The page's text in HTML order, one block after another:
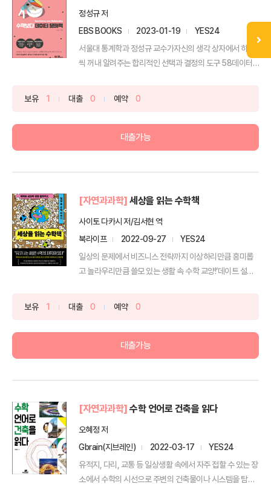
정성규 저
EBS BOOKS
2023-01-19
YES24
서울대 통계학과 정성규 교수가자신의 생각 상자에서 하나
씩 꺼내 알려주는 합리적인 선택과 결정의 도구 58데이터
보유 1 대출 0 예약 0
대출가능
[자연과과학] 세상을 읽는 수학책
사이토 다카시 저/김서현 역
북라이프
2022-09-27
YES24
일상의 문제에서 비즈니스 전략까지 이상하리만큼 흥미롭
고 놀라우리만큼 쓸모 있는 생활 속 수학 교양!‘데이트 설렘
보유 1 대출 0 예약 0
대출가능
[자연과과학] 수학 언어로 건축을 읽다
오혜정 저
Gbrain(지브레인)
2022-03-17
YES24
유적지, 다리, 교통 등 일상생활 속에서 자주 접할 수 있는 장
소에서 수학의 시선으로 주변의 건축물이나 시스템을 탐